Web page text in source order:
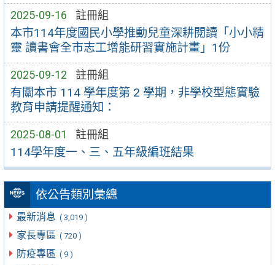
2025-09-16 註冊組
本市114年度國民小學推動兒童深耕閱讀「小小精
靈 讀書會全市志工增能研習實施計畫」1份
2025-09-12 註冊組
有關本市 114 學年度第 2 學期，非學校型態實驗
教育申請提醒通知：
2025-08-01 註冊組
114學年度一、三、五年級編班結果
依公告類別彙總
最新消息 ( 3,019 )
家長專區 ( 720 )
防疫專區 ( 9 )